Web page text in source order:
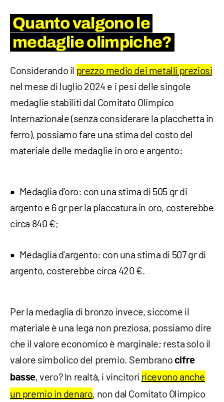
Quanto valgono le
medaglie olimpiche?
Considerando il prezzo medio dei metalli preziosi
nel mese di luglio 2024 e i pesi delle singole
medaglie stabiliti dal Comitato Olimpico
Internazionale (senza considerare la placchetta in
ferro), possiamo fare una stima del costo del
materiale delle medaglie in oro e argento:
Medaglia d'oro: con una stima di 505 gr di
argento e 6 gr per la placcatura in oro, costerebbe
circa 840 €;
Medaglia d'argento: con una stima di 507 gr di
argento, costerebbe circa 420 €.
Per la medaglia di bronzo invece, siccome il
materiale è una lega non preziosa, possiamo dire
che il valore economico è marginale; resta solo il
valore simbolico del premio. Sembrano cifre
basse, vero? In realtà, i vincitori ricevono anche
un premio in denaro, non dal Comitato Olimpico